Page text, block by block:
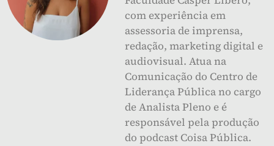
com experiência em
assessoria de imprensa,
redação, marketing digital e
audiovisual. Atua na
Comunicação do Centro de
Liderança Pública no cargo
de Analista Pleno e é
responsável pela produção
do podcast Coisa Pública.